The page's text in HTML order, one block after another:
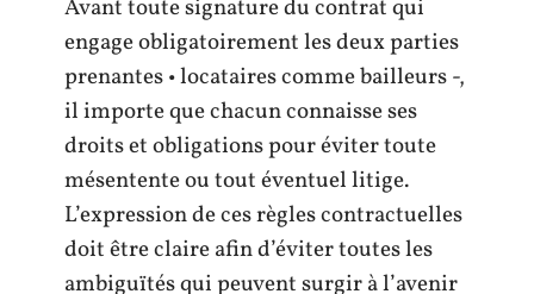
Avant toute signature du contrat qui
engage obligatoirement les deux parties
prenantes • locataires comme bailleurs -,
il importe que chacun connaisse ses
droits et obligations pour éviter toute
mésentente ou tout éventuel litige.
L’expression de ces règles contractuelles
doit être claire afin d’éviter toutes les
ambiguïtés qui peuvent surgir à l’avenir